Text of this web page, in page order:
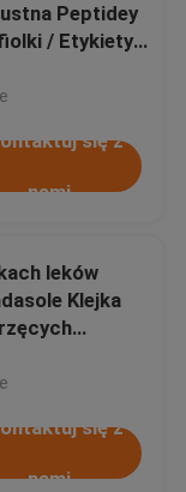
Peptidey
/ Etykiety
butelki
się z
nami
leków
Klejka
dla owiec i
się z
nami